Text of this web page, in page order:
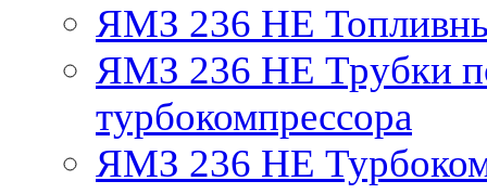
ЯМЗ 236 НЕ
ЯМЗ 236 НЕ Трубки
турбокомпрессора
ЯМЗ 236 НЕ